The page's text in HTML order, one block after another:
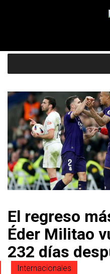
El regreso
Éder Militao
232 días
Internacionales